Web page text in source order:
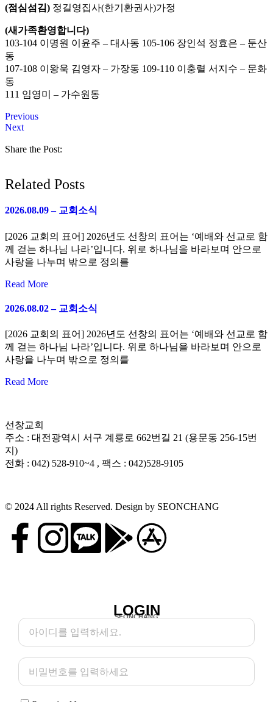
(점심섬김) 정길영집사(한기환권사)가정
(새가족환영합니다)
103-104 이명원 이윤주 – 대사동 105-106 장인석 정효은 – 둔산
동
107-108 이왕욱 김영자 – 가장동 109-110 이충렬 서지수 – 문화
동
111 임영미 – 가수원동
Previous
Next
Share the Post:
Related Posts
2026.08.09 – 교회소식
[2026 교회의 표어] 2026년도 선창의 표어는 ‘예배와 선교로 함
께 걷는 하나님 나라’입니다. 위로 하나님을 바라보며 안으로
사랑을 나누며 밖으로 정의를
Read More
2026.08.02 – 교회소식
[2026 교회의 표어] 2026년도 선창의 표어는 ‘예배와 선교로 함
께 걷는 하나님 나라’입니다. 위로 하나님을 바라보며 안으로
사랑을 나누며 밖으로 정의를
Read More
선창교회
주소 : 대전광역시 서구 계룡로 662번길 21 (용문동 256-15번
지)
전화 : 042) 528-910~4 , 팩스 : 042)528-9105
© 2024 All rights Reserved. Design by SEONCHANG
SEONCHANG
LOGIN